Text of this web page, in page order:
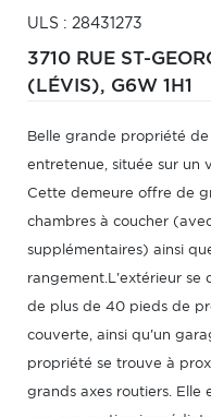
ULS : 28431273
3710 RUE ST-
(LÉVIS), G6W 1H1
Belle grande propriété
entretenue, située sur un
Cette demeure offre de
chambres à coucher
supplémentaires) ainsi
rangement.L'extérieur se
de plus de 40 pieds de
couverte, ainsi qu'un
propriété se trouve à
grands axes routiers. Elle